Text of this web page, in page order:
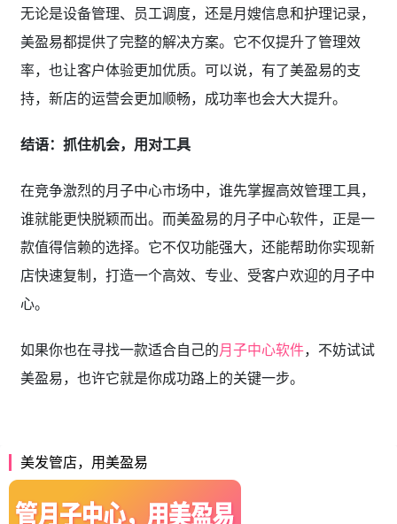
无论是设备管理、员工调度，还是月嫂信息和护理记录，
美盈易都提供了完整的解决方案。它不仅提升了管理效
率，也让客户体验更加优质。可以说，有了美盈易的支
持，新店的运营会更加顺畅，成功率也会大大提升。
结语：抓住机会，用对工具
在竞争激烈的月子中心市场中，谁先掌握高效管理工具，
谁就能更快脱颖而出。而美盈易的月子中心软件，正是一
款值得信赖的选择。它不仅功能强大，还能帮助你实现新
店快速复制，打造一个高效、专业、受客户欢迎的月子中
心。
如果你也在寻找一款适合自己的月子中心软件，不妨试试
美盈易，也许它就是你成功路上的关键一步。
美发管店，用美盈易